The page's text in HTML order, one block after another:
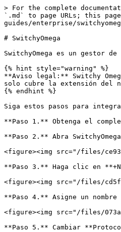
> For the complete
`.md` to page URLs; this
guides/enterprise/
# SwitchyOmega
SwitchyOmega es un gestor
{% hint style="warning" %}
**Aviso legal:** Switchy
solo cubre la extensión del
{% endhint %}
Siga estos pasos para
**Paso 1.** Obtenga el
**Paso 2.** Abra
<figure><img src="/files/
**Paso 3.** Haga clic en
<figure><img src="/files/
**Paso 4.** Asigne un
<figure><img src="/files/
**Paso 5.** Cambiar